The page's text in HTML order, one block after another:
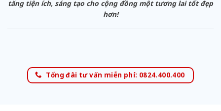
tăng tiện ích, sáng tạo cho cộng đồng một tương lai tốt đẹp
hơn!
Tổng đài tư vấn miễn phí: 0824.400.400